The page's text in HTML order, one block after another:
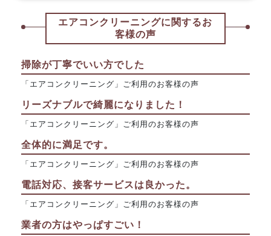
エアコンクリーニングに関するお
客様の声
掃除が丁寧でいい方でした
「エアコンクリーニング」ご利用のお客様の声
リーズナブルで綺麗になりました！
「エアコンクリーニング」ご利用のお客様の声
全体的に満足です。
「エアコンクリーニング」ご利用のお客様の声
電話対応、接客サービスは良かった。
「エアコンクリーニング」ご利用のお客様の声
業者の方はやっぱすごい！